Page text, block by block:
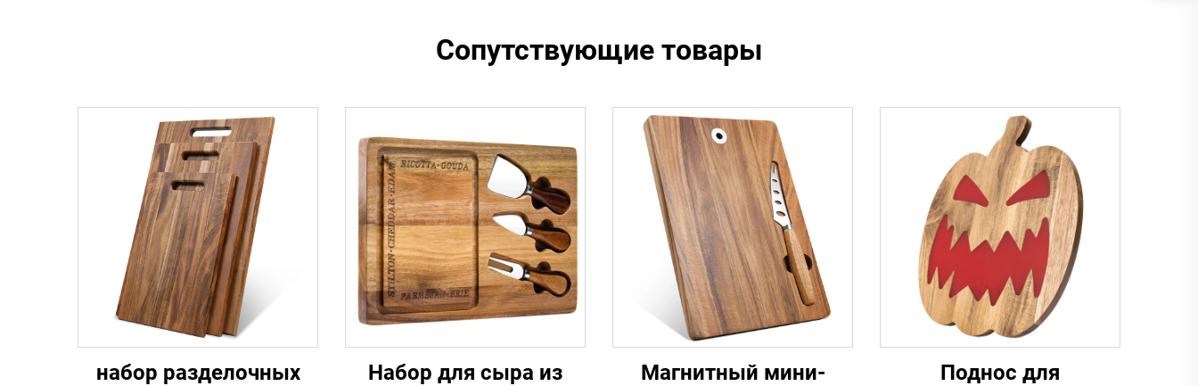
Сопутствующие товары
набор разделочных
Набор для сыра из
Магнитный мини-
Поднос для